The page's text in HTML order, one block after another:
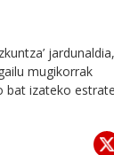
jardunaldia,
mugikorrak
bat izateko